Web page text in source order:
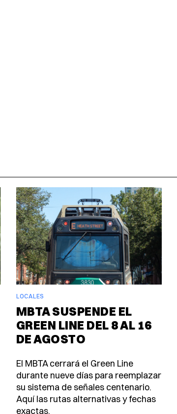
LOCALES
MBTA SUSPENDE EL
GREEN LINE DEL 8 AL 16
DE AGOSTO
El MBTA cerrará el Green Line
durante nueve días para reemplazar
su sistema de señales centenario.
Aquí las rutas alternativas y fechas
exactas.